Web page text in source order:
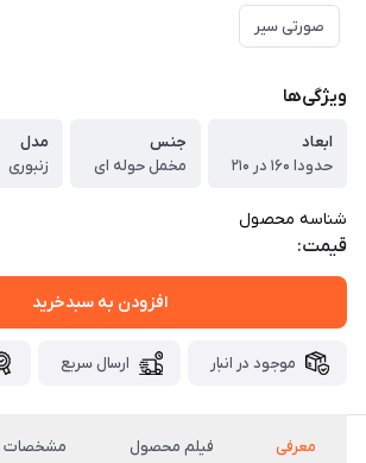
صورتی سیر
ویژگی‌ها
ابعاد
حدودا ۱۶۰ در ۲۱۰
جنس
مخمل حوله ای
مدل
زنبوری
شناسه محصول
قیمت:
افزودن به سبدخرید
موجود در انبار ارسال سریع
معرفی فیلم محصول مشخصات